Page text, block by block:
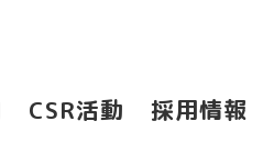
CSR活動 採用情報